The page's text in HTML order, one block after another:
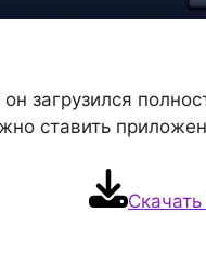
загрузился
ставить